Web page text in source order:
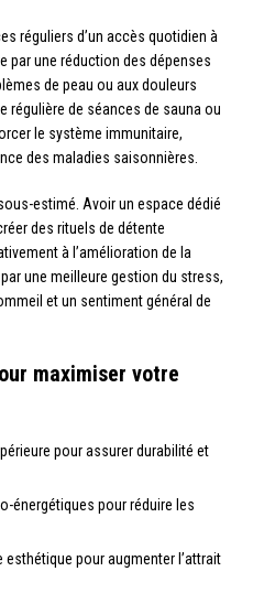
réguliers d’un accès quotidien à
par une réduction des dépenses
de peau ou aux douleurs
régulière de séances de sauna ou
le système immunitaire,
des maladies saisonnières.
estimé. Avoir un espace dédié
des rituels de détente
à l’amélioration de la
une meilleure gestion du stress,
et un sentiment général de
maximiser votre
pour assurer durabilité et
énergétiques pour réduire les
esthétique pour augmenter l’attrait